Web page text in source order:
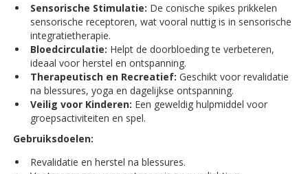
Sensorische Stimulatie: De conische spikes prikkelen
sensorische receptoren, wat vooral nuttig is in sensorische
integratietherapie.
Bloedcirculatie: Helpt de doorbloeding te verbeteren,
ideaal voor herstel en ontspanning.
Therapeutisch en Recreatief: Geschikt voor revalidatie
na blessures, yoga en dagelijkse ontspanning.
Veilig voor Kinderen: Een geweldig hulpmiddel voor
groepsactiviteiten en spel.
Gebruiksdoelen:
Revalidatie en herstel na blessures.